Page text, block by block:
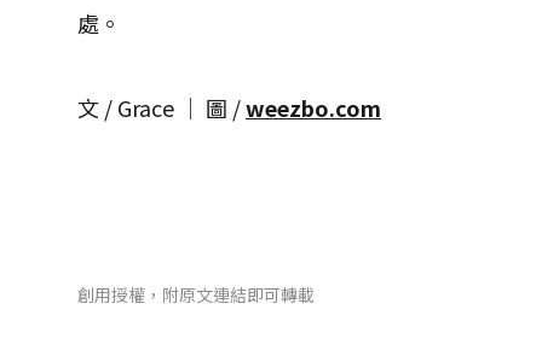
處。
文 / Grace │ 圖 /weezbo.com
創用授權，附原文連結即可轉載